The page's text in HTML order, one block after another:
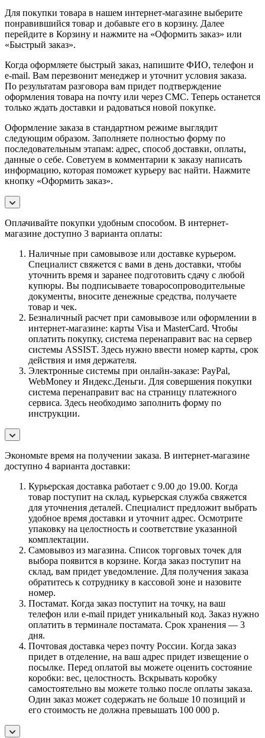
Для покупки товара в нашем интернет-магазине выберите
понравившийся товар и добавьте его в корзину. Далее
перейдите в Корзину и нажмите на «Оформить заказ» или
«Быстрый заказ».
Когда оформляете быстрый заказ, напишите ФИО, телефон и
e-mail. Вам перезвонит менеджер и уточнит условия заказа.
По результатам разговора вам придет подтверждение
оформления товара на почту или через СМС. Теперь останется
только ждать доставки и радоваться новой покупке.
Оформление заказа в стандартном режиме выглядит
следующим образом. Заполняете полностью форму по
последовательным этапам: адрес, способ доставки, оплаты,
данные о себе. Советуем в комментарии к заказу написать
информацию, которая поможет курьеру вас найти. Нажмите
кнопку «Оформить заказ».
Оплачивайте покупки удобным способом. В интернет-
магазине доступно 3 варианта оплаты:
Наличные при самовывозе или доставке курьером.
Специалист свяжется с вами в день доставки, чтобы
уточнить время и заранее подготовить сдачу с любой
купюры. Вы подписываете товаросопроводительные
документы, вносите денежные средства, получаете
товар и чек.
Безналичный расчет при самовывозе или оформлении в
интернет-магазине: карты Visa и MasterCard. Чтобы
оплатить покупку, система перенаправит вас на сервер
системы ASSIST. Здесь нужно ввести номер карты, срок
действия и имя держателя.
Электронные системы при онлайн-заказе: PayPal,
WebMoney и Яндекс.Деньги. Для совершения покупки
система перенаправит вас на страницу платежного
сервиса. Здесь необходимо заполнить форму по
инструкции.
Экономьте время на получении заказа. В интернет-магазине
доступно 4 варианта доставки:
Курьерская доставка работает с 9.00 до 19.00. Когда
товар поступит на склад, курьерская служба свяжется
для уточнения деталей. Специалист предложит выбрать
удобное время доставки и уточнит адрес. Осмотрите
упаковку на целостность и соответствие указанной
комплектации.
Самовывоз из магазина. Список торговых точек для
выбора появится в корзине. Когда заказ поступит на
склад, вам придет уведомление. Для получения заказа
обратитесь к сотруднику в кассовой зоне и назовите
номер.
Постамат. Когда заказ поступит на точку, на ваш
телефон или e-mail придет уникальный код. Заказ нужно
оплатить в терминале постамата. Срок хранения — 3
дня.
Почтовая доставка через почту России. Когда заказ
придет в отделение, на ваш адрес придет извещение о
посылке. Перед оплатой вы можете оценить состояние
коробки: вес, целостность. Вскрывать коробку
самостоятельно вы можете только после оплаты заказа.
Один заказ может содержать не больше 10 позиций и
его стоимость не должна превышать 100 000 р.